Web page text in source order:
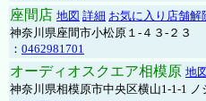
座間店 地図 詳細 お気に入り店舗解
神奈川県座間市小松原１-４３-２３
： 0462981701
オーディオスクエア相模原 地図
神奈川県相模原市中央区横山1-1-1 ノ